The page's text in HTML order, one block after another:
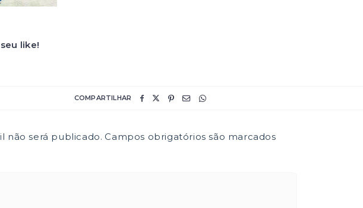
like!
COMPARTILHAR
não será publicado. Campos obrigatórios são marcados